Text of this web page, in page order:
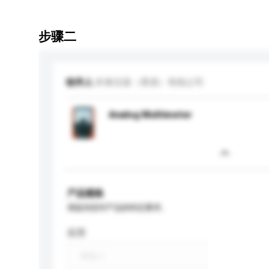
步骤二
收件人
Analog Multimeter
产品规格